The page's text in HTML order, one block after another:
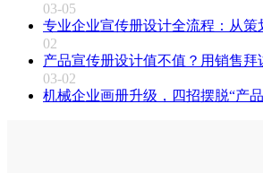
03-05
专业企业宣传册设计全流程：从策
02
产品宣传册设计值不值？用销售拜
03-02
机械企业画册升级，四招摆脱“产